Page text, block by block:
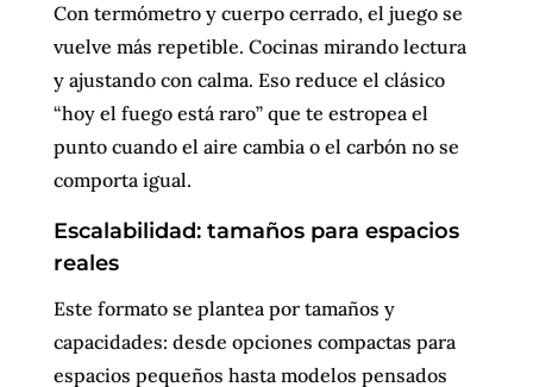
Con termómetro y cuerpo cerrado, el juego se
vuelve más repetible. Cocinas mirando lectura
y ajustando con calma. Eso reduce el clásico
“hoy el fuego está raro” que te estropea el
punto cuando el aire cambia o el carbón no se
comporta igual.
Escalabilidad: tamaños para espacios
reales
Este formato se plantea por tamaños y
capacidades: desde opciones compactas para
espacios pequeños hasta modelos pensados